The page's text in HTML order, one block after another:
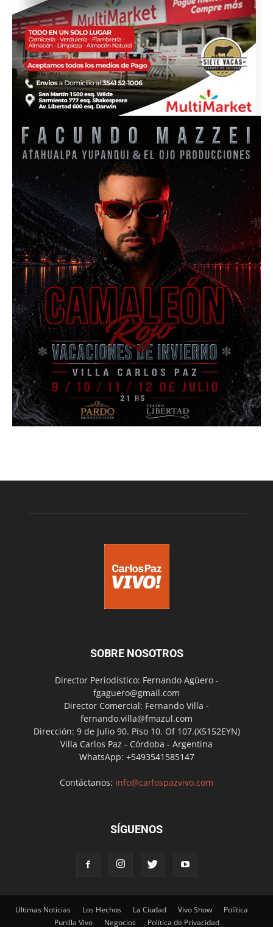
SOBRE NOSOTROS
Director Periodístico: Fernando Agüero -
fgaguero@gmail.com
Director Comercial: Fernando Villa -
fernando.villa@fmazul.com
Dirección: 9 de Julio 90. Piso 10. Of 107.(X5152EYN)
Villa Carlos Paz - Córdoba - Argentina
WhatsApp: +5493541585147
Contáctanos: info@carlospazvivo.com
SÍGUENOS
Ultimas Noticias Los Hechos La Ciudad Vivo Show
Política
Punilla Vivo
Negocios Política de Privacidad